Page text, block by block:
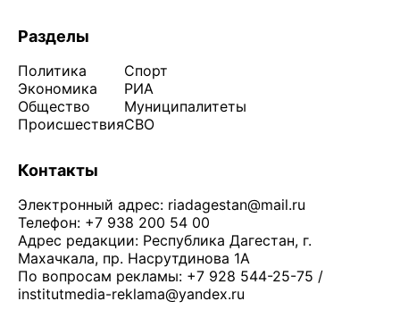
Разделы
Политика
Экономика
Общество
Происшествия
Спорт
РИА
Муниципалитеты
СВО
Контакты
Электронный адрес: riadagestan@mail.ru
Телефон: +7 938 200 54 00
Адрес редакции: Республика Дагестан, г.
Махачкала, пр. Насрутдинова 1А
По вопросам рекламы: +7 928 544-25-75 /
institutmedia-reklama@yandex.ru